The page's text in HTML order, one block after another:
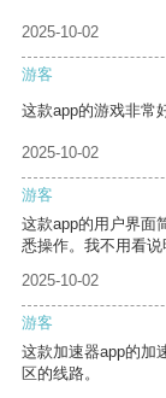
2025-10-02
游客
这款app的游戏非常
2025-10-02
游客
这款app的用户界面
悉操作。我不用看说
2025-10-02
游客
这款加速器app的加
区的线路。